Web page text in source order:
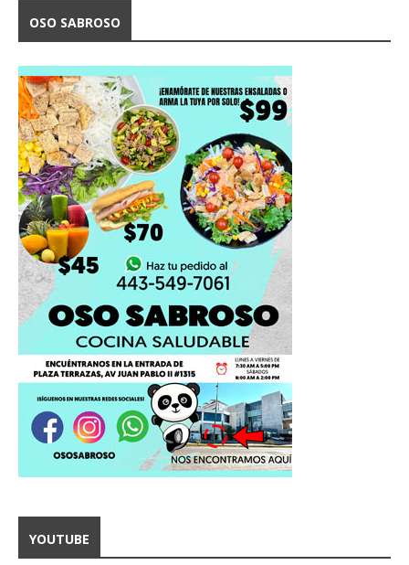
OSO SABROSO
YOUTUBE